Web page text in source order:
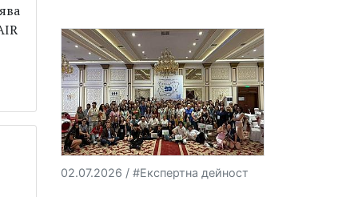
02.07.2026 / #Експертна дейност